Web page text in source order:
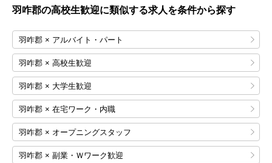
羽咋郡の高校生歓迎に類似する求人を条件から探す
羽咋郡 × アルバイト・パート
羽咋郡 × 高校生歓迎
羽咋郡 × 大学生歓迎
羽咋郡 × 在宅ワーク・内職
羽咋郡 × オープニングスタッフ
羽咋郡 × 副業・Ｗワーク歓迎